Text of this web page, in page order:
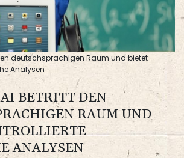
deutschsprachigen Raum und bietet
Analysen
BETRITT DEN
RAUM UND
ANALYSEN